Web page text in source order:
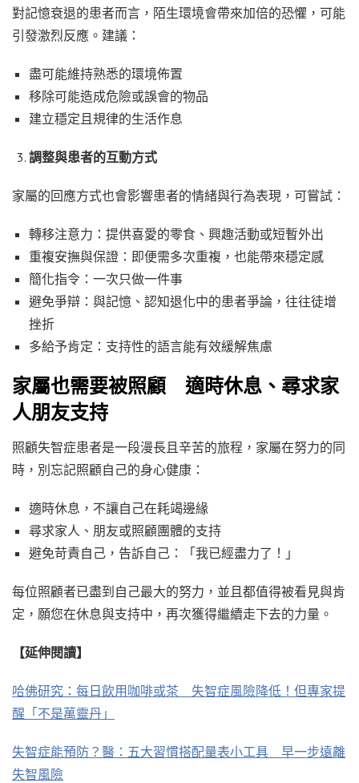
對記憶衰退的患者而言，陌生環境會帶來加倍的恐懼，可能
引發激烈反應。建議：
盡可能維持熟悉的環境佈置
移除可能造成危險或誤會的物品
建立穩定且規律的生活作息
調整與患者的互動方式
家屬的回應方式也會影響患者的情緒與行為表現，可嘗試：
轉移注意力：提供喜愛的零食、興趣活動或短暫外出
重複安撫與保證：即便需多次重複，也能帶來穩定感
簡化指令：一次只做一件事
避免爭辯：與記憶、認知退化中的患者爭論，往往徒增
挫折
多給予肯定：支持性的語言能有效緩解焦慮
家屬也需要被照顧 適時休息、尋求家
人朋友支持
照顧失智症患者是一段漫長且辛苦的旅程，家屬在努力的同
時，別忘記照顧自己的身心健康：
適時休息，不讓自己在耗竭邊緣
尋求家人、朋友或照顧團體的支持
避免苛責自己，告訴自己：「我已經盡力了！」
每位照顧者已盡到自己最大的努力，並且都值得被看見與肯
定，願您在休息與支持中，再次獲得繼續走下去的力量。
【延伸閱讀】
哈佛研究：每日飲用咖啡或茶 失智症風險降低！但專家提
醒「不是萬靈丹」
失智症能預防？醫：五大習慣搭配量表小工具 早一步遠離
失智風險